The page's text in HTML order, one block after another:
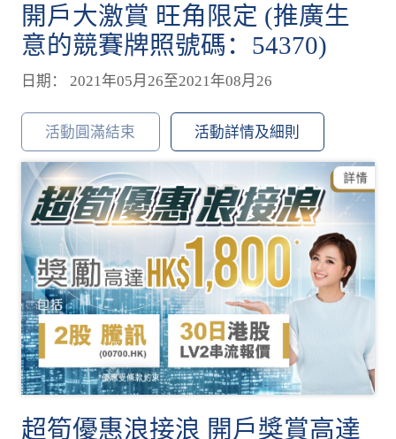
開戶大激賞 旺角限定 (推廣生
意的競賽牌照號碼：54370)
日期： 2021年05月26至2021年08月26
活動圓滿結束 活動詳情及細則
超筍優惠浪接浪 開戶獎賞高達